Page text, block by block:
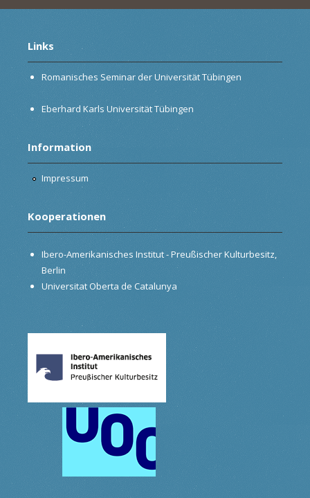
Links
Romanisches Seminar der Universität Tübingen
Eberhard Karls Universität Tübingen
Information
Impressum
Kooperationen
Ibero-Amerikanisches Institut - Preußischer Kulturbesitz,
Berlin
Universitat Oberta de Catalunya